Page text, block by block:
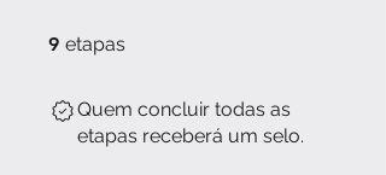
9 etapas
Quem concluir todas as
etapas receberá um selo.